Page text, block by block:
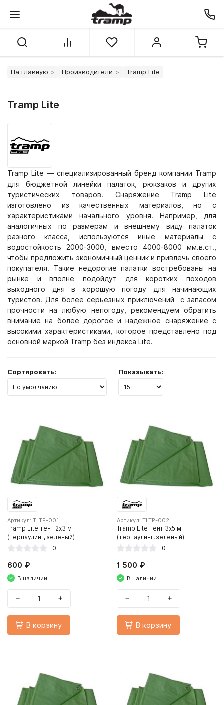
На главную Производители Tramp Lite
Tramp Lite
Tramp Lite — специализированный бренд компании Tramp
для бюджетной линейки палаток, рюкзаков и других
туристических товаров. Снаряжение Tramp Lite
изготовлено из качественных материалов, но с
характеристиками начального уровня. Например, для
аналогичных по размерам и внешнему виду палаток
разного класса, используются иные материалы с
водостойкость 2000-3000, вместо 4000-8000 мм.в.ст.,
чтобы предложить экономичный ценник и привлечь своего
покупателя. Такие недорогие палатки востребованы на
рынке и вполне подойдут для коротких походов
выходного дня в хорошую погоду для начинающих
туристов. Для более серьезных приключений
с запасом
прочности на любую непогоду,
рекомендуем обратить
внимание на более дорогое и надежное снаряжение с
высокими характеристиками, которое представлено под
основной маркой Tramp без индекса Lite.
Сортировать: Показывать:
Артикул: TLTP-001
Tramp Lite тент 2х3 м
(терпаулинг, зеленый)
0
600 ₽
В наличии
− +
В корзину
Артикул: TLTP-002
Tramp Lite тент 3х5 м
(терпаулинг, зеленый)
0
1 500 ₽
В наличии
− +
В корзину